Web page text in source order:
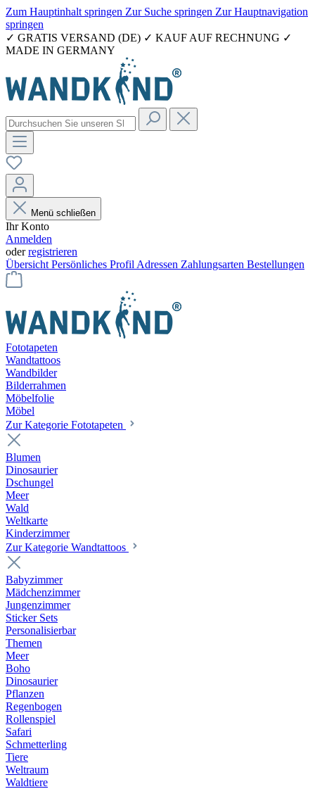
Zum Hauptinhalt springen Zur Suche springen Zur Hauptnavigation
springen
✓ GRATIS VERSAND (DE) ✓ KAUF AUF RECHNUNG ✓
MADE IN GERMANY
Menü schließen
Ihr Konto
Anmelden
oderregistrieren
Übersicht Persönliches Profil Adressen Zahlungsarten Bestellungen
Fototapeten
Wandtattoos
Wandbilder
Bilderrahmen
Möbelfolie
Möbel
Zur Kategorie Fototapeten
Blumen
Dinosaurier
Dschungel
Meer
Wald
Weltkarte
Kinderzimmer
Zur Kategorie Wandtattoos
Babyzimmer
Mädchenzimmer
Jungenzimmer
Sticker Sets
Personalisierbar
Themen
Meer
Boho
Dinosaurier
Pflanzen
Regenbogen
Rollenspiel
Safari
Schmetterling
Tiere
Weltraum
Waldtiere